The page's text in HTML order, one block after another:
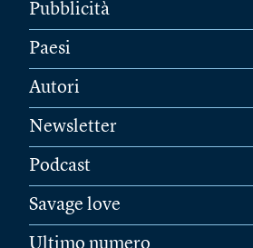
Pubblicità
Paesi
Autori
Newsletter
Podcast
Savage love
Ultimo numero